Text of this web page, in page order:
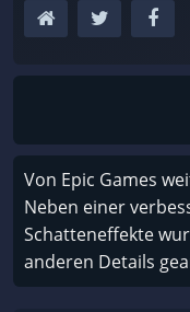
Von Epic Games
Neben einer
Schatteneffekte
anderen Details